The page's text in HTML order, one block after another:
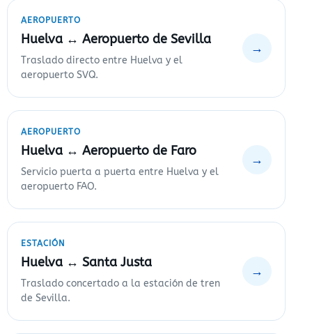
AEROPUERTO
Huelva ↔ Aeropuerto de Sevilla
Traslado directo entre Huelva y el
aeropuerto SVQ.
→
AEROPUERTO
Huelva ↔ Aeropuerto de Faro
Servicio puerta a puerta entre Huelva y el
aeropuerto FAO.
→
ESTACIÓN
Huelva ↔ Santa Justa
Traslado concertado a la estación de tren
de Sevilla.
→